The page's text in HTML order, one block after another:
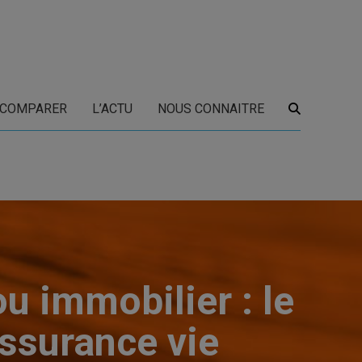
COMPARER L’ACTU NOUS CONNAITRE
immobilier : le
vie